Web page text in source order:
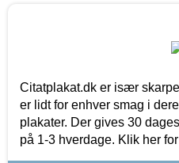
Citatplakat.dk er især
er lidt for enhver smag i
plakater. Der gives 30
på 1-3 hverdage. Klik her